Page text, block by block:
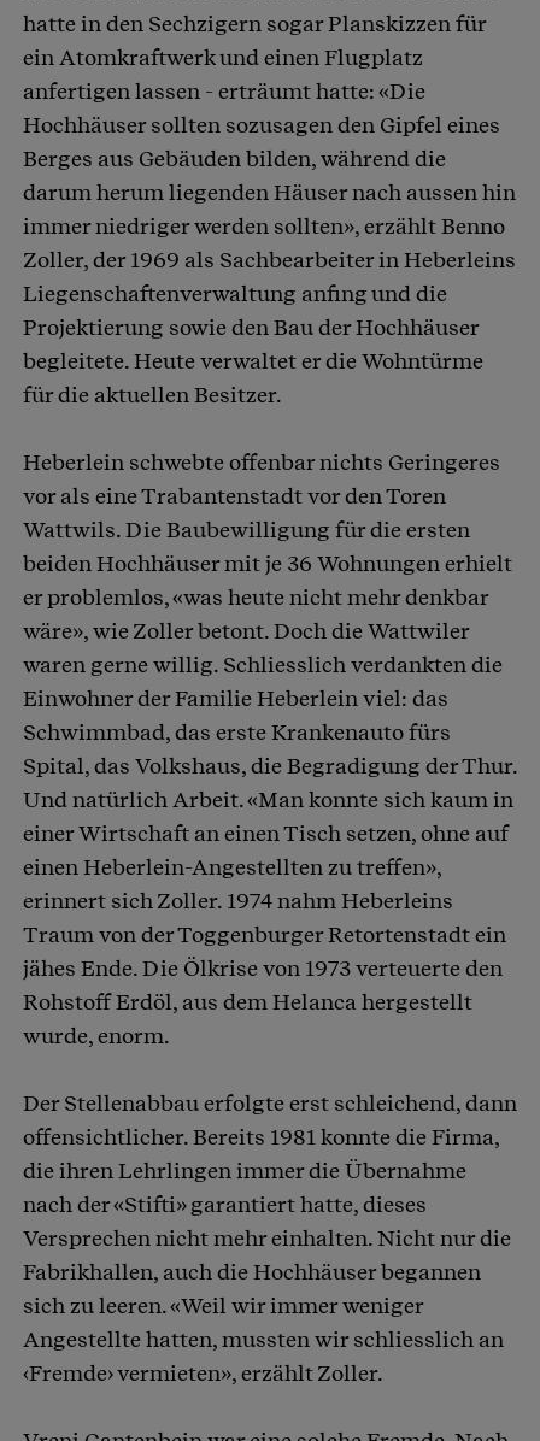
hatte in den Sechzigern sogar Planskizzen für
ein Atomkraftwerk und einen Flugplatz
anfertigen lassen - erträumt hatte: «Die
Hochhäuser sollten sozusagen den Gipfel eines
Berges aus Gebäuden bilden, während die
darum herum liegenden Häuser nach aussen hin
immer niedriger werden sollten», erzählt Benno
Zoller, der 1969 als Sachbearbeiter in Heberleins
Liegenschaftenverwaltung anfing und die
Projektierung sowie den Bau der Hochhäuser
begleitete. Heute verwaltet er die Wohntürme
für die aktuellen Besitzer.
Heberlein schwebte offenbar nichts Geringeres
vor als eine Trabantenstadt vor den Toren
Wattwils. Die Baubewilligung für die ersten
beiden Hochhäuser mit je 36 Wohnungen erhielt
er problemlos, «was heute nicht mehr denkbar
wäre», wie Zoller betont. Doch die Wattwiler
waren gerne willig. Schliesslich verdankten die
Einwohner der Familie Heberlein viel: das
Schwimmbad, das erste Krankenauto fürs
Spital, das Volkshaus, die Begradigung der Thur.
Und natürlich Arbeit. «Man konnte sich kaum in
einer Wirtschaft an einen Tisch setzen, ohne auf
einen Heberlein-Angestellten zu treffen»,
erinnert sich Zoller. 1974 nahm Heberleins
Traum von der Toggenburger Retortenstadt ein
jähes Ende. Die Ölkrise von 1973 verteuerte den
Rohstoff Erdöl, aus dem Helanca hergestellt
wurde, enorm.
Der Stellenabbau erfolgte erst schleichend, dann
offensichtlicher. Bereits 1981 konnte die Firma,
die ihren Lehrlingen immer die Übernahme
nach der «Stifti» garantiert hatte, dieses
Versprechen nicht mehr einhalten. Nicht nur die
Fabrikhallen, auch die Hochhäuser begannen
sich zu leeren. «Weil wir immer weniger
Angestellte hatten, mussten wir schliesslich an
‹Fremde› vermieten», erzählt Zoller.